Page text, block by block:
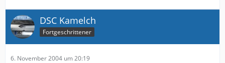
DSC Kamelch
Fortgeschrittener
6. November 2004 um 20:19